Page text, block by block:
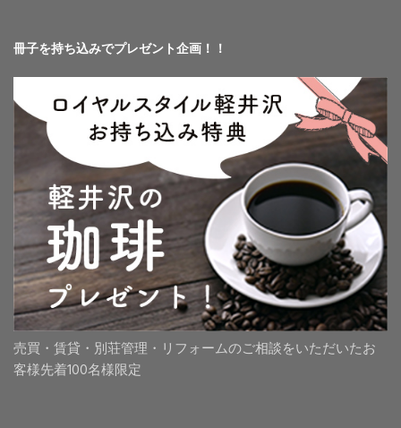
冊子を持ち込みでプレゼント企画！！
売買・賃貸・別荘管理・リフォームのご相談をいただいたお
客様先着100名様限定